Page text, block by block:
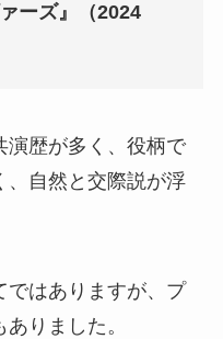
ーズ』（2024
演歴が多く、役柄で
、自然と交際説が浮
ではありますが、プ
りました。